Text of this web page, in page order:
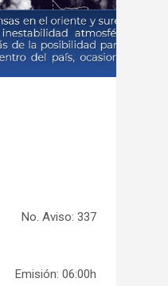
No. Aviso: 337
Emisión: 06:00h